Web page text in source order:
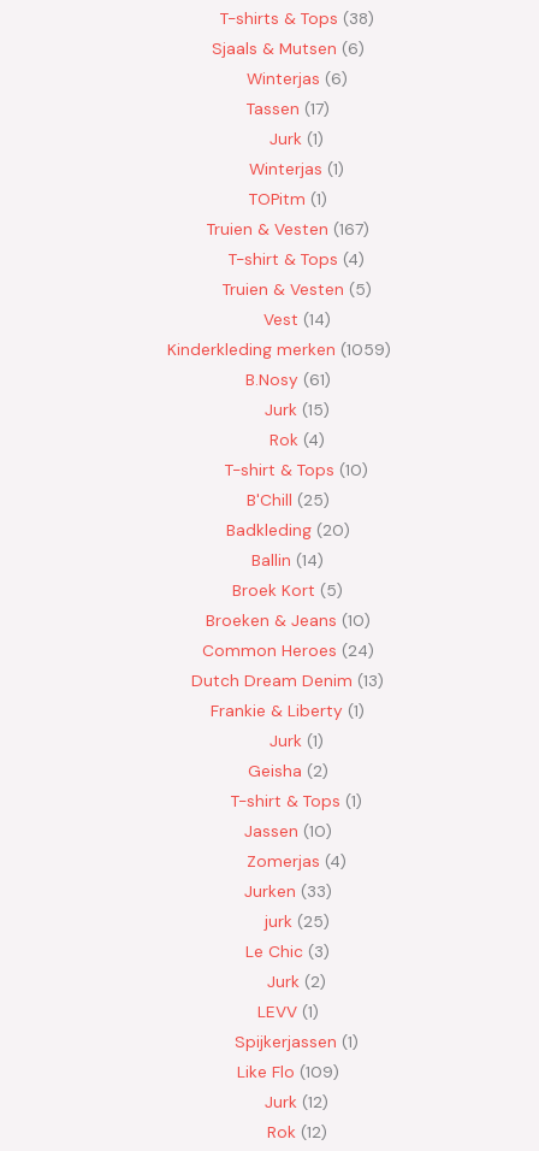
T-shirts & Tops 38
Sjaals & Mutsen 6
Winterjas 6
Tassen 17
Jurk 1
Winterjas 1
TOPitm 1
Truien & Vesten 167
T-shirt & Tops 4
Truien & Vesten 5
Vest 14
Kinderkleding merken 1059
B.Nosy 61
Jurk 15
Rok 4
T-shirt & Tops 10
B'Chill 25
Badkleding 20
Ballin 14
Broek Kort 5
Broeken & Jeans 10
Common Heroes 24
Dutch Dream Denim 13
Frankie & Liberty 1
Jurk 1
Geisha 2
T-shirt & Tops 1
Jassen 10
Zomerjas 4
Jurken 33
jurk 25
Le Chic 3
Jurk 2
LEVV 1
Spijkerjassen 1
Like Flo 109
Jurk 12
Rok 12